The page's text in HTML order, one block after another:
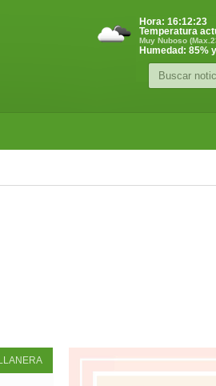
Hora: 16:12:24
Temperatura
Muy Nuboso
Humedad: 85%